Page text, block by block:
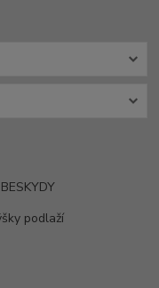
podlaží